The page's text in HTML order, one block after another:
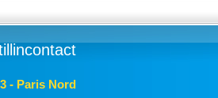
- Paris Nord